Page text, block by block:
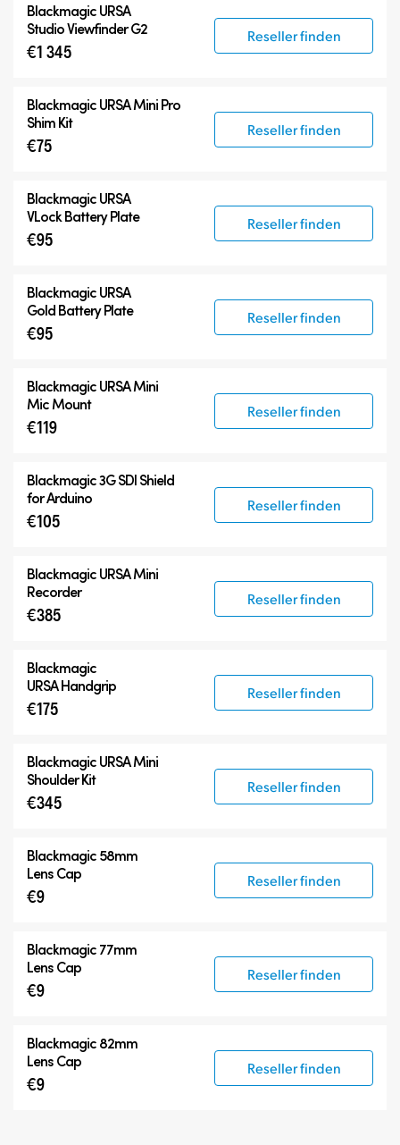
Blackmagic URSA
Studio Viewfinder G2
€1 345
Reseller finden
Blackmagic URSA Mini Pro
Shim Kit
€75
Reseller finden
Blackmagic URSA
VLock Battery Plate
€95
Reseller finden
Blackmagic URSA
Gold Battery Plate
€95
Reseller finden
Blackmagic URSA Mini
Mic Mount
€119
Reseller finden
Blackmagic 3G SDI Shield
for Arduino
€105
Reseller finden
Blackmagic URSA Mini
Recorder
€385
Reseller finden
Blackmagic
URSA Handgrip
€175
Reseller finden
Blackmagic URSA Mini
Shoulder Kit
€345
Reseller finden
Blackmagic 58mm
Lens Cap
€9
Reseller finden
Blackmagic 77mm
Lens Cap
€9
Reseller finden
Blackmagic 82mm
Lens Cap
€9
Reseller finden